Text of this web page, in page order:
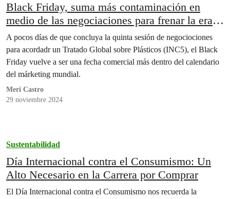
Black Friday, suma más contaminación en
medio de las negociaciones para frenar la era
del plástico
A pocos días de que concluya la quinta sesión de negociociones
para acordadr un Tratado Global sobre Plásticos (INC5), el Black
Friday vuelve a ser una fecha comercial más dentro del calendario
del márketing mundial.
Meri Castro
29 noviembre 2024
Sustentabilidad
Día Internacional contra el Consumismo: Un
Alto Necesario en la Carrera por Comprar
El Día Internacional contra el Consumismo nos recuerda la